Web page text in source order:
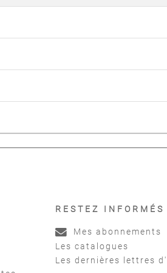
RESTEZ INFORMÉS
Mes abonnements
Les catalogues
Les dernières lettres